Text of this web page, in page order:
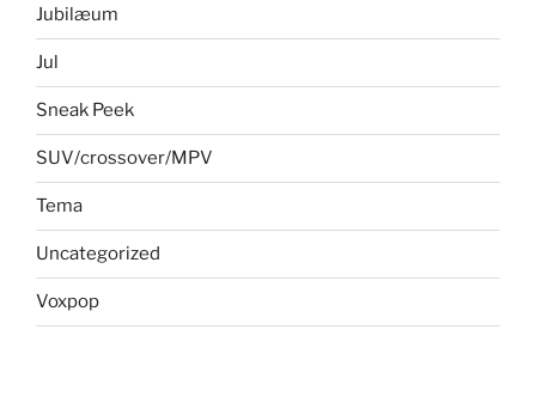
Jubilæum
Jul
Sneak Peek
SUV/crossover/MPV
Tema
Uncategorized
Voxpop